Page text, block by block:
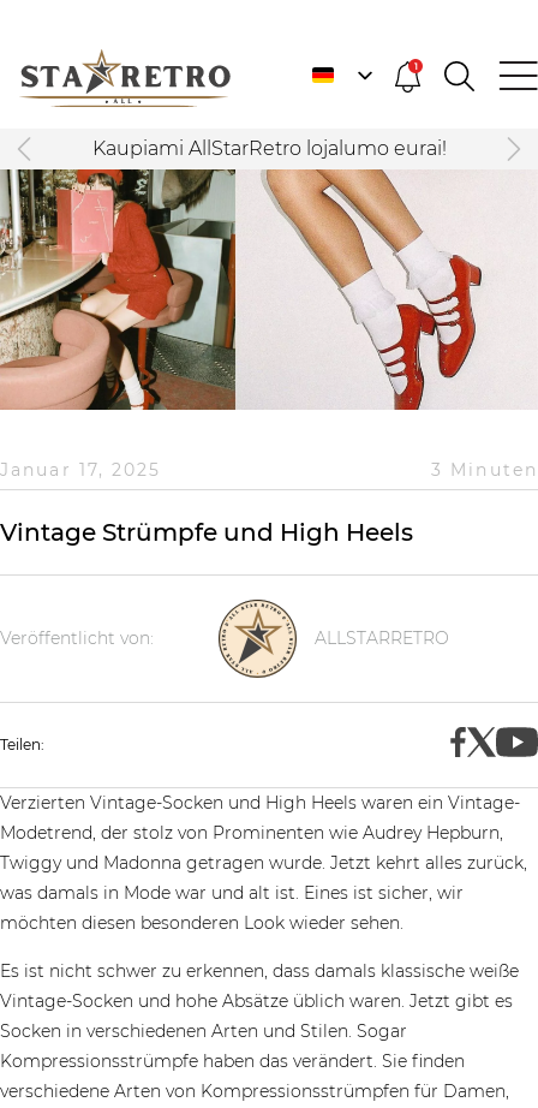
1
Kaupiami AllStarRetro lojalumo eurai!
Januar 17, 2025 3 Minuten
Vintage Strümpfe und High Heels
Veröffentlicht von: ALLSTARRETRO
Teilen:
Verzierten Vintage-Socken und High Heels waren ein Vintage-
Modetrend, der stolz von Prominenten wie Audrey Hepburn,
Twiggy und Madonna getragen wurde. Jetzt kehrt alles zurück,
was damals in Mode war und alt ist. Eines ist sicher, wir
möchten diesen besonderen Look wieder sehen.
Es ist nicht schwer zu erkennen, dass damals klassische weiße
Vintage-Socken und hohe Absätze üblich waren. Jetzt gibt es
Socken in verschiedenen Arten und Stilen. Sogar
Kompressionsstrümpfe haben das verändert. Sie finden
verschiedene Arten von Kompressionsstrümpfen für Damen,